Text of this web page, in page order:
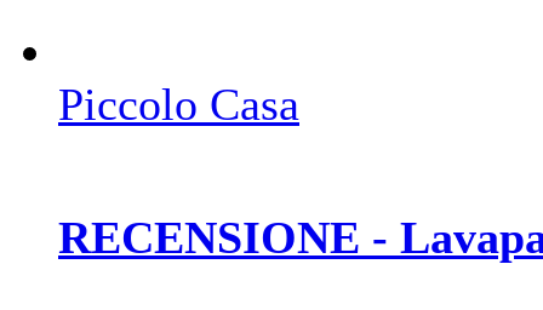
Piccolo Casa
RECENSIONE -